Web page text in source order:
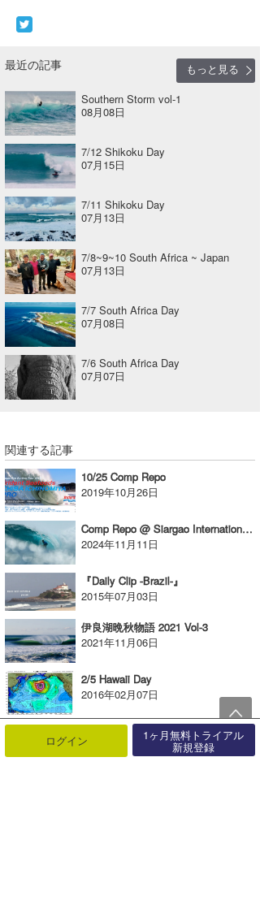
最近の記事
もっと見る
Southern Storm vol-1
08月08日
7/12 Shikoku Day
07月15日
7/11 Shikoku Day
07月13日
7/8~9~10 South Africa ~ Japan
07月13日
7/7 South Africa Day
07月08日
7/6 South Africa Day
07月07日
関連する記事
10/25 Comp Repo
2019年10月26日
Comp Repo @ Siargao International Surfing Cup
2024年11月11日
『Daily Clip -Brazil-』
2015年07月03日
伊良湖晩秋物語 2021 Vol-3
2021年11月06日
2/5 Hawaii Day
2016年02月07日
9/23 Okinawa Day vol-2
2025年09月30日
ログイン 1ヶ月無料トライアル
新規登録